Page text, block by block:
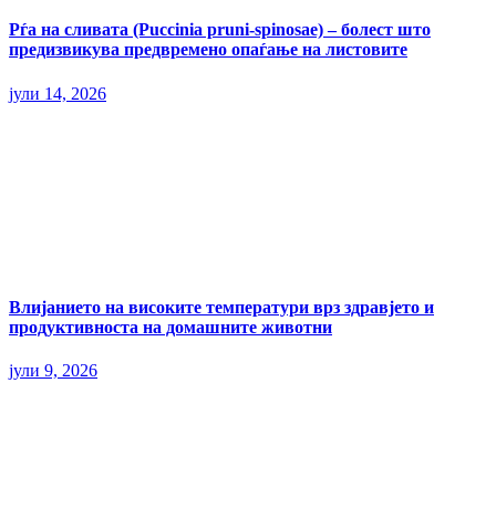
Рѓа на сливата (Puccinia pruni-spinosae) – болест што
предизвикува предвремено опаѓање на листовите
јули 14, 2026
Влијанието на високите температури врз здравјето и
продуктивноста на домашните животни
јули 9, 2026